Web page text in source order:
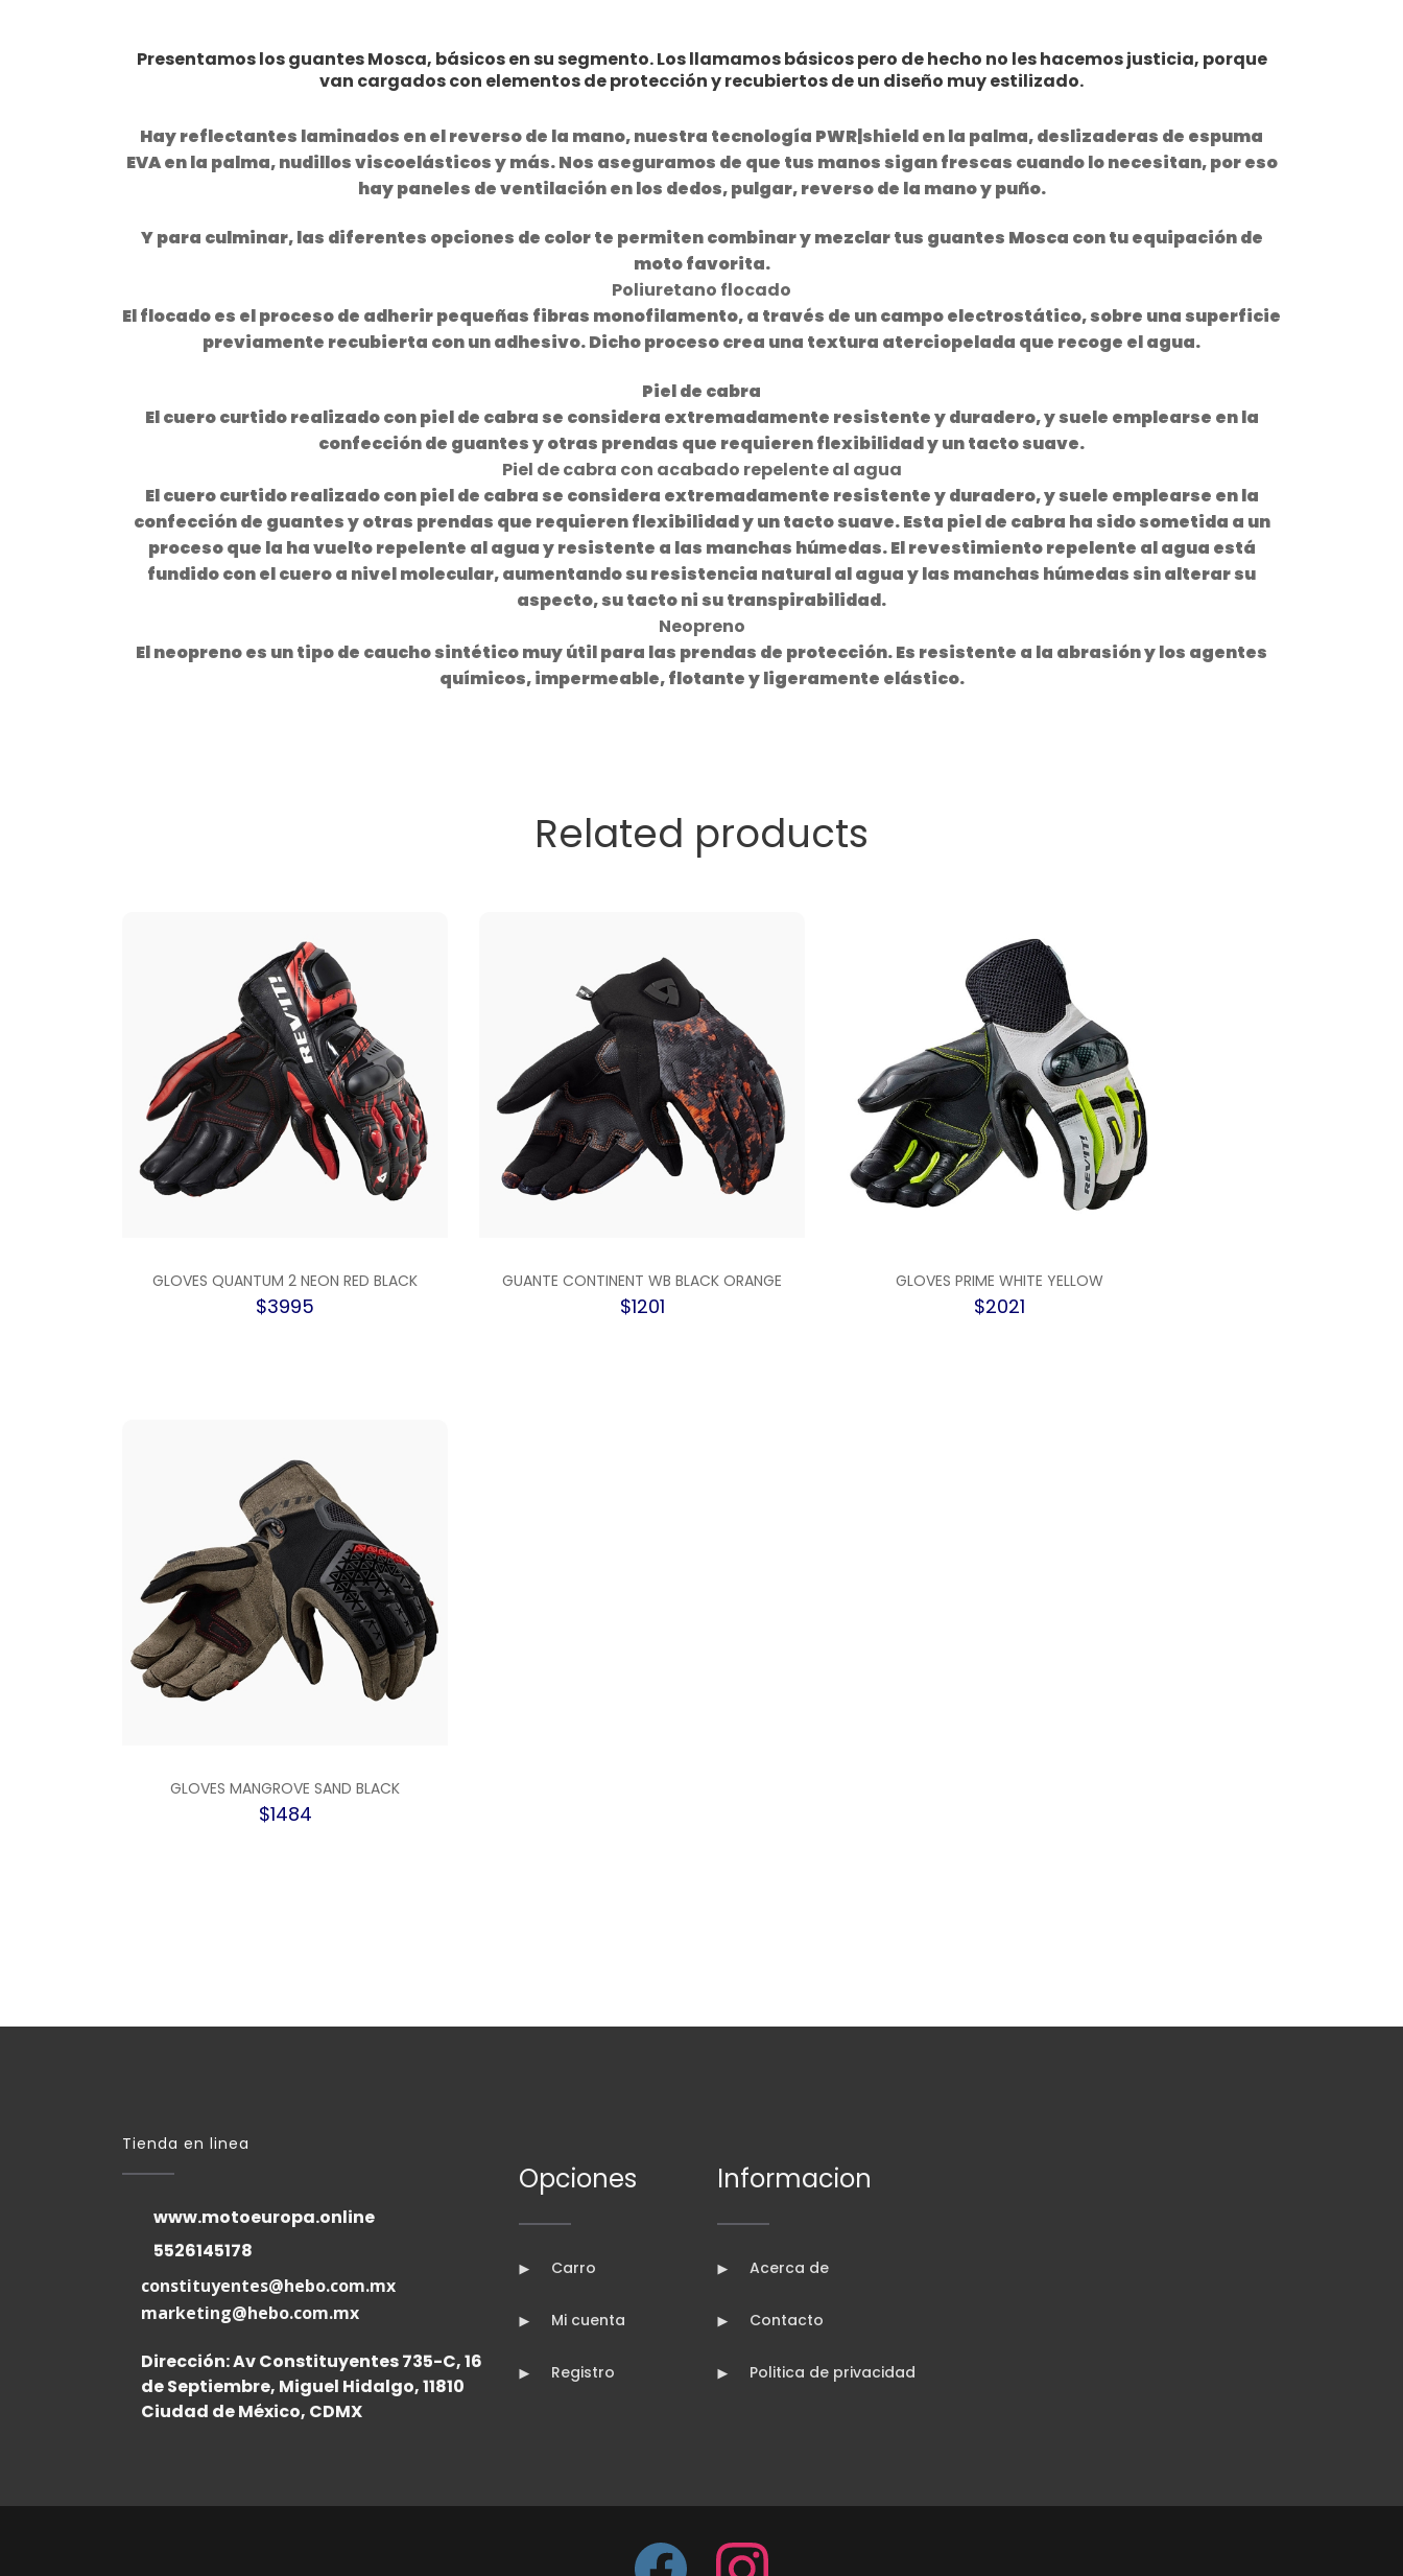
Presentamos los guantes Mosca, básicos en su segmento. Los llamamos básicos pero de hecho no les hacemos justicia, porque
van cargados con elementos de protección y recubiertos de un diseño muy estilizado.
Hay reflectantes laminados en el reverso de la mano, nuestra tecnología PWR|shield en la palma, deslizaderas de espuma
EVA en la palma, nudillos viscoelásticos y más. Nos aseguramos de que tus manos sigan frescas cuando lo necesitan, por eso
hay paneles de ventilación en los dedos, pulgar, reverso de la mano y puño.
Y para culminar, las diferentes opciones de color te permiten combinar y mezclar tus guantes Mosca con tu equipación de
moto favorita.
Poliuretano flocado
El flocado es el proceso de adherir pequeñas fibras monofilamento, a través de un campo electrostático, sobre una superficie
previamente recubierta con un adhesivo. Dicho proceso crea una textura aterciopelada que recoge el agua.
Piel de cabra
El cuero curtido realizado con piel de cabra se considera extremadamente resistente y duradero, y suele emplearse en la
confección de guantes y otras prendas que requieren flexibilidad y un tacto suave.
Piel de cabra con acabado repelente al agua
El cuero curtido realizado con piel de cabra se considera extremadamente resistente y duradero, y suele emplearse en la
confección de guantes y otras prendas que requieren flexibilidad y un tacto suave. Esta piel de cabra ha sido sometida a un
proceso que la ha vuelto repelente al agua y resistente a las manchas húmedas. El revestimiento repelente al agua está
fundido con el cuero a nivel molecular, aumentando su resistencia natural al agua y las manchas húmedas sin alterar su
aspecto, su tacto ni su transpirabilidad.
Neopreno
El neopreno es un tipo de caucho sintético muy útil para las prendas de protección. Es resistente a la abrasión y los agentes
químicos, impermeable, flotante y ligeramente elástico.
Related products
GLOVES QUANTUM 2 NEON RED BLACK
$3995
GUANTE CONTINENT WB BLACK ORANGE
$1201
GLOVES PRIME WHITE YELLOW
$2021
GLOVES MANGROVE SAND BLACK
$1484
Tienda en linea
www.motoeuropa.online
5526145178
constituyentes@hebo.com.mx
marketing@hebo.com.mx
Dirección: Av Constituyentes 735-C, 16
de Septiembre, Miguel Hidalgo, 11810
Ciudad de México, CDMX
Opciones
Carro
Mi cuenta
Registro
Informacion
Acerca de
Contacto
Politica de privacidad